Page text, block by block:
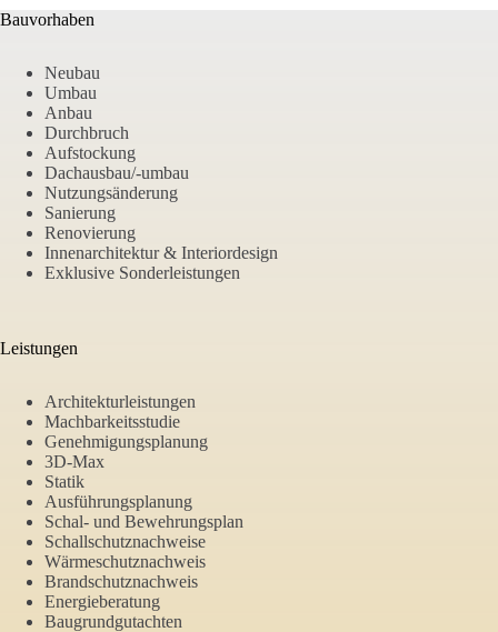
Bauvorhaben
Neubau
Umbau
Anbau
Durchbruch
Aufstockung
Dachausbau/-umbau
Nutzungsänderung
Sanierung
Renovierung
Innenarchitektur & Interiordesign
Exklusive Sonderleistungen
Leistungen
Architekturleistungen
Machbarkeitsstudie
Genehmigungsplanung
3D-Max
Statik
Ausführungsplanung
Schal- und Bewehrungsplan
Schallschutznachweise
Wärmeschutznachweis
Brandschutznachweis
Energieberatung
Baugrundgutachten